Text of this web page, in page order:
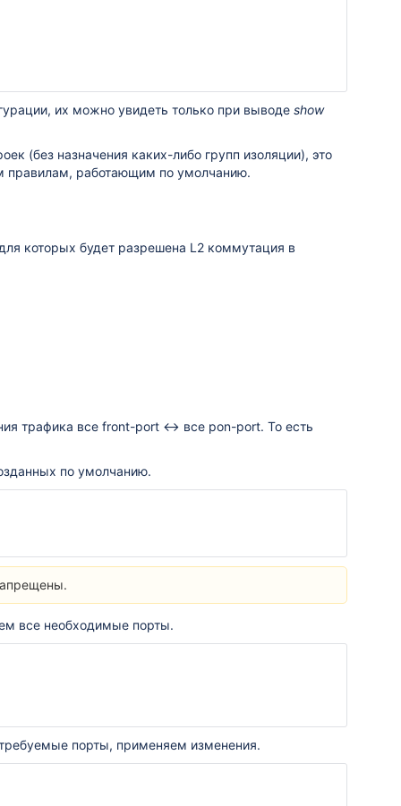
их можно увидеть только при выводе show
(без назначения каких-либо групп изоляции), это
правилам, работающим по умолчанию.
которых будет разрешена L2 коммутация в
трафика все front-port ↔ все pon-port. То есть
по умолчанию.
все необходимые порты.
порты, применяем изменения.